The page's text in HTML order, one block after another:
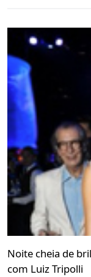
Noite cheia de
com Luiz Tripolli